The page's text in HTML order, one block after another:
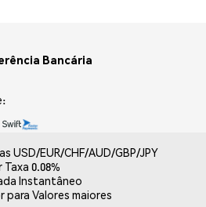
Bancária
USD/EUR/CHF/AUD/GBP/JPY
Taxa 0.08%
Instantâneo
para Valores maiores